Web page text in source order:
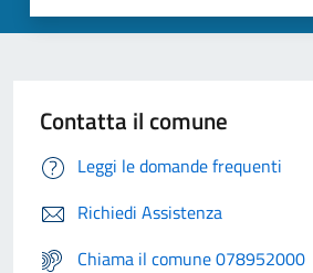
Contatta il comune
Leggi le domande frequenti
Richiedi Assistenza
Chiama il comune 078952000